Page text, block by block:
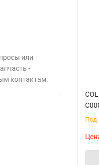
или
-
контактам.
Под